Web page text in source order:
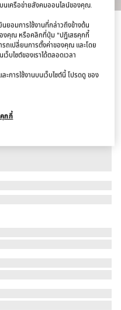
poplin swim shorts
บนเครือข่ายสังคมออนไลน์ของคุณ.
อมการใช้งานที่กล่าวถึงข้างต้น
งคุณ หรือคลิกที่ปุ่ม "ปฏิเสธคุกกี้
ถเปลี่ยนการตั้งค่าของคุณ และโดย
บไซต์ของเราได้ตลอดเวลา
ะการใช้งานบนเว็บไซต์นี้ โปรดดู ของ
กกี้